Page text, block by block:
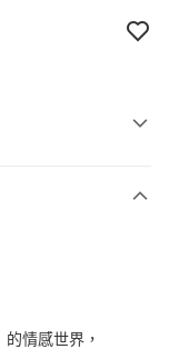
情感世界，